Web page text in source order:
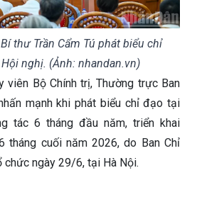
thư Trần Cẩm Tú phát biểu chỉ
nghị. (Ảnh: nhandan.vn)
viên Bộ Chính trị, Thường trực Ban
mạnh khi phát biểu chỉ đạo tại
tác 6 tháng đầu năm, triển khai
tháng cuối năm 2026, do Ban Chỉ
ngày 29/6, tại Hà Nội.